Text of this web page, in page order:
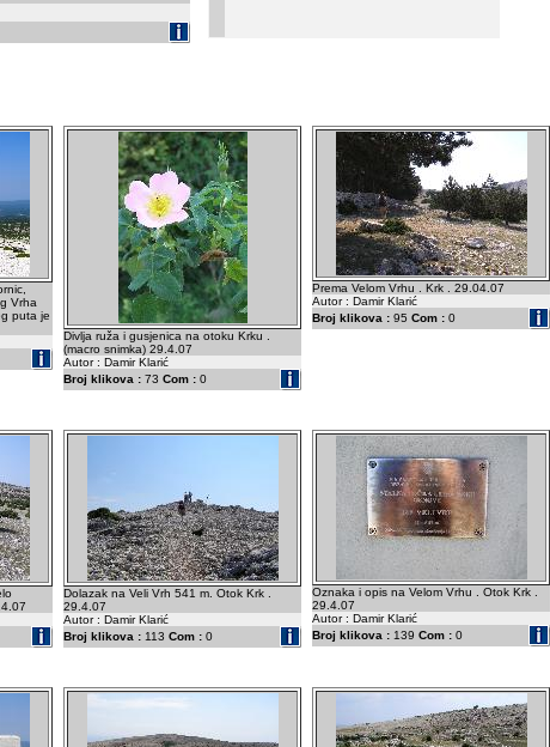
Vrha
puta je
Divlja ruža i gusjenica na otoku Krku .
(macro snimka) 29.4.07
Autor : Damir Klarić
Broj klikova : 73 Com : 0
Prema Velom Vrhu . Krk . 29.04.07
Autor : Damir Klarić
Broj klikova : 95 Com : 0
Dolazak na Veli Vrh 541 m. Otok Krk .
29.4.07
Autor : Damir Klarić
Broj klikova : 113 Com : 0
Oznaka i opis na Velom Vrhu . Otok Krk .
29.4.07
Autor : Damir Klarić
Broj klikova : 139 Com : 0